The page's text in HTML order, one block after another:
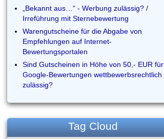
„Bekannt aus…“ - Werbung zulässig? /
Irreführung mit Sternebewertung
Warengutscheine für die Abgabe von
Empfehlungen auf Internet-
Bewertungsportalen
Sind Gutscheinen in Höhe von 50,- EUR für
Google-Bewertungen wettbewerbsrechtlich
zulässig?
Tag Cloud